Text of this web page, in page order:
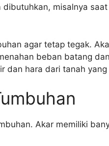
misalnya
agar tetap tegak.
beban batang
dan hara dari tanah
Akar memiliki